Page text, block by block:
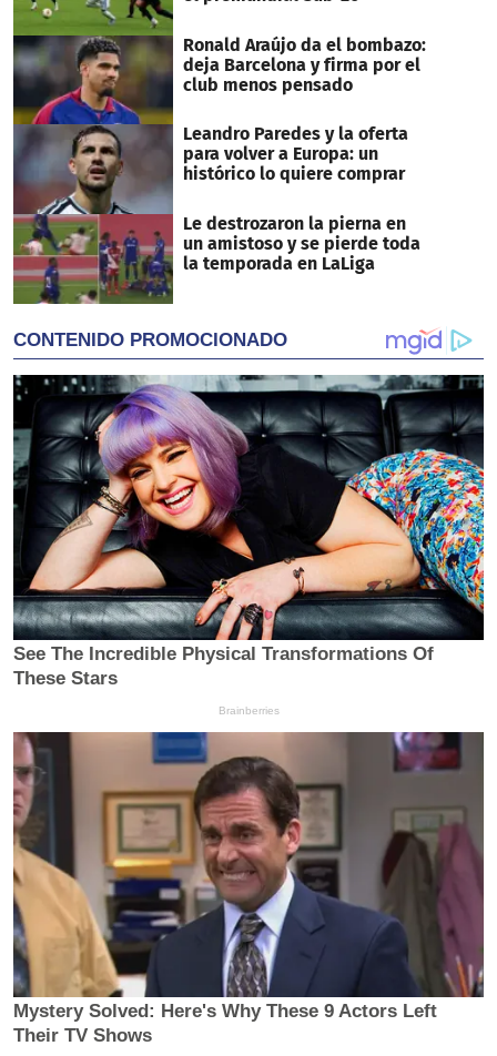
Ronald Araújo da el bombazo:
deja Barcelona y firma por el
club menos pensado
Leandro Paredes y la oferta
para volver a Europa: un
histórico lo quiere comprar
Le destrozaron la pierna en
un amistoso y se pierde toda
la temporada en LaLiga